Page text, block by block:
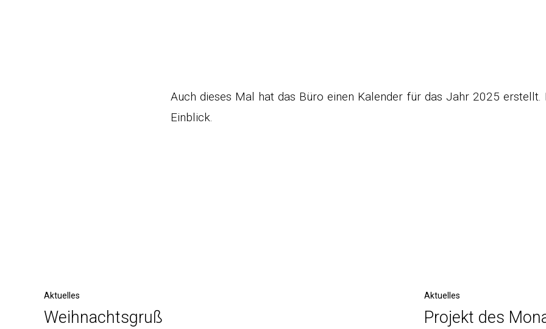
Auch dieses Mal hat das Büro einen Kalender für das Jahr 2025 erstellt.
Einblick.
navigation
Previous
Post
Aktuelles
Weihnachtsgruß
Next
Post
Aktuelles
Projekt des